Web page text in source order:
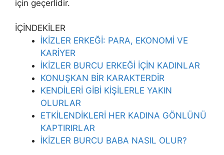
için geçerlidir.
İÇİNDEKİLER
İKİZLER ERKEĞİ: PARA, EKONOMİ VE
KARİYER
İKİZLER BURCU ERKEĞİ İÇİN KADINLAR
KONUŞKAN BİR KARAKTERDİR
KENDİLERİ GİBİ KİŞİLERLE YAKIN
OLURLAR
ETKİLENDİKLERİ HER KADINA GÖNLÜNÜ
KAPTIRIRLAR
İKİZLER BURCU BABA NASIL OLUR?